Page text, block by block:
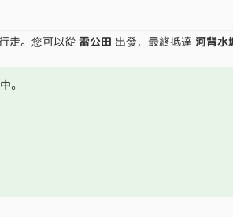
走。您可以從雷公田 出發，最終抵達 河背水
。